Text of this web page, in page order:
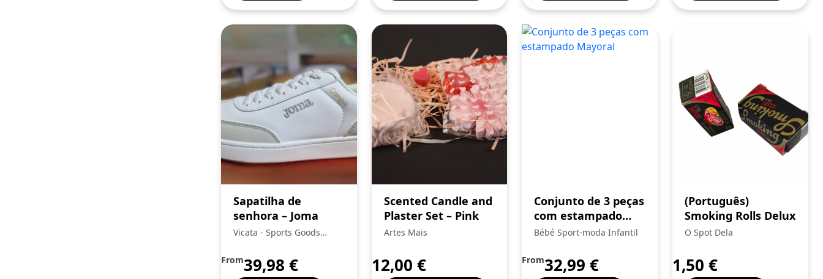
Sapatilha de
senhora – Joma
Vicata - Sports Goods
From39,98 €
Scented Candle and
Plaster Set – Pink
Artes Mais
12,00 €
Conjunto de 3 peças
com estampado
Mayoral
Bébé Sport-moda Infantil
From32,99€
(Português)
Smoking Rolls Delux
O Spot Dela
1,50€